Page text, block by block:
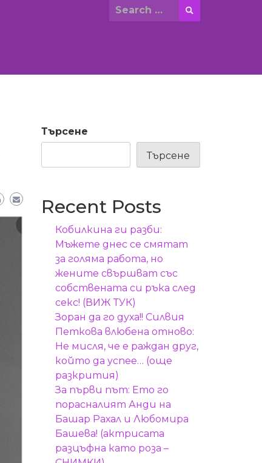
Search
Търсене
Търсене
Recent Posts
Кобилкина ги разби:
Мъжете днес се смятат
за голяма работа, но
жените свършват със
собствената си ръка след
секс! (ВИЖ ТУК)
Зоран да го духа!! Силвия
Петкова влюбена отново:
Не мисля, че е раждан друг,
който да успее… (още
разкрития)
За първи път: Ето го
порасналият Анди на
Башар Рахал и Любомира
Башева! (актрисата
разцъфна като роза –